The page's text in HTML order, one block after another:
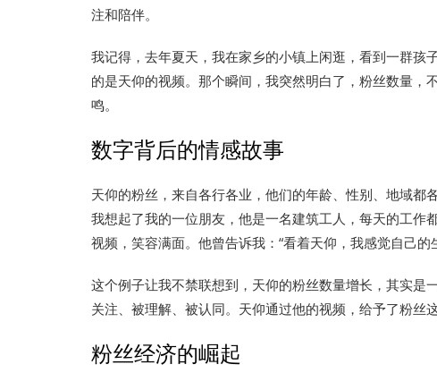
注和陪伴。
我记得，去年夏天，我在家乡的小镇上闲逛，看到一群
的是天仰的视频。那个瞬间，我突然明白了，粉丝数量
鸣。
数字背后的情感故事
天仰的粉丝，来自各行各业，他们的年龄、性别、地域
我想起了我的一位朋友，他是一名建筑工人，每天的工作
视频，笑容满面。他曾告诉我：“看着天仰，我感觉自己的
这个例子让我不禁联想到，天仰的粉丝数量增长，其实是
关注、被理解、被认同。天仰通过他的视频，给予了粉丝
粉丝经济的崛起